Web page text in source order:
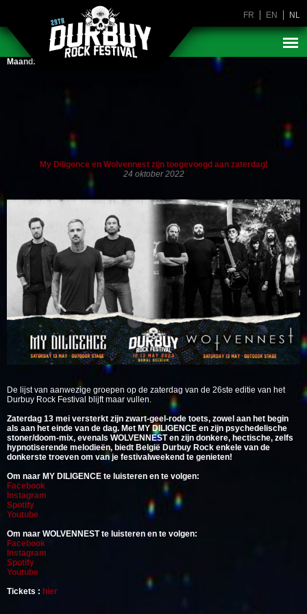
FR EN NL
Maand:
My Diligence en Wolvennest zijn toegevoegd aan zaterdag!
24 oktober 2022
De lijst van aanwezige groepen op de zaterdag van de 26ste editie van het
Durbuy Rock Festival blijft maar vullen.
Zaterdag 13 mei versterkt zijn zwart-geel-rode toets, zowel aan het begin
als aan het einde van de dag. Met MY DILIGENCE en zijn psychedelische
stoner/doom-mix, evenals WOLVENNEST en zijn donkere, hectische, zelfs
hypnotiserende melodieën, biedt België Durbuy Rock enkele van de
donkerste troeven om van je festivalweekend te genieten!
Om naar MY DILIGENCE te luisteren en te volgen:
Facebook
Instagram
Spotify
Youtube
Om naar WOLVENNEST te luisteren en te volgen:
Facebook
Instagram
Spotify
Youtube
Tickets : hier